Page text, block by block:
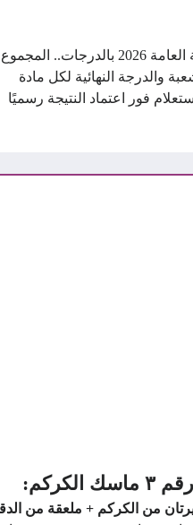
نتيجة الثانوية العامة 2026 بالدرجات.. المجموع
والدرجة النهائية لكل مادة
فور اعتماد النتيجة رسميًا
من الكركم + ملعقة من